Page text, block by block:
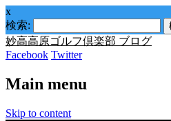
x
検索:
妙高高原ゴルフ倶楽部 ブログ
Facebook Twitter
Main menu
Skip to content